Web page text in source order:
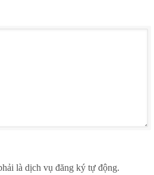
là dịch vụ đăng ký tự động.